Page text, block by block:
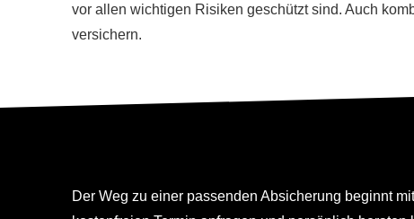
vor allen wichtigen Risiken geschützt sind. Auch
ver­sichern.
Der Weg zu einer passenden Absicherung beginnt